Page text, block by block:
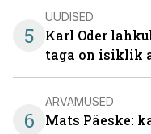
5
UUDISED
Karl Oder
taga on isiklik
6
ARVAMUSED
Mats Päeske: